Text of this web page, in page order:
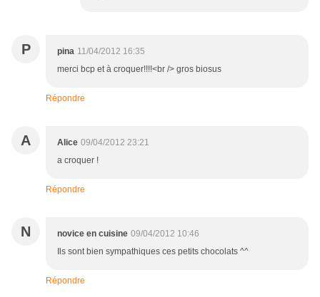
P pina 11/04/2012 16:35
merci bcp et à croquer!!!!<br /> gros biosus
Répondre
A Alice 09/04/2012 23:21
a croquer !
Répondre
N novice en cuisine 09/04/2012 10:46
Ils sont bien sympathiques ces petits chocolats ^^
Répondre